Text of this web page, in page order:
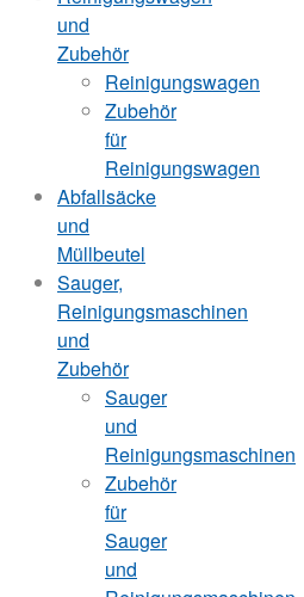
und
Zubehör
Reinigungswagen
Zubehör
für
Reinigungswagen
Abfallsäcke
und
Müllbeutel
Sauger,
Reinigungsmaschinen
und
Zubehör
Sauger
und
Reinigungsmaschinen
Zubehör
für
Sauger
und